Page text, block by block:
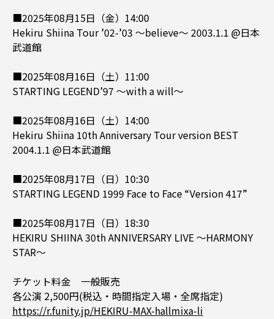
■2025年08月15日（金）14:00
Hekiru Shiina Tour ’02-’03 ～believe～ 2003.1.1 @日本
武道館
■2025年08月16日（土）11:00
STARTING LEGEND’97 ～with a will～
■2025年08月16日（土）14:00
Hekiru Shiina 10th Anniversary Tour version BEST
2004.1.1 @日本武道館
■2025年08月17日（日）10:30
STARTING LEGEND 1999 Face to Face “Version 417”
■2025年08月17日（日）18:30
HEKIRU SHIINA 30th ANNIVERSARY LIVE ～HARMONY
STAR～
チケット料金 一般販売
各公演 2,500円(税込・時間指定入場・全席指定)
https://r.funity.jp/HEKIRU-MAX-hallmixa-li